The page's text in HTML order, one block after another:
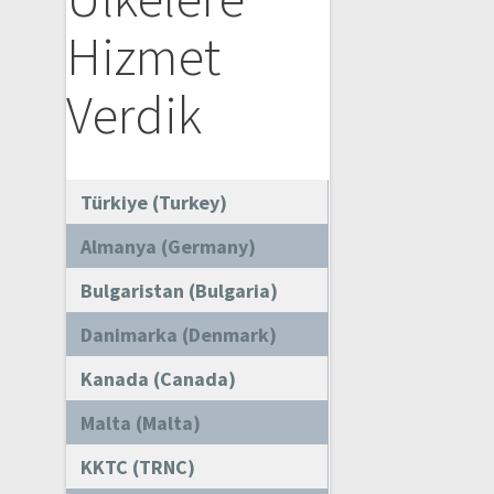
Hizmet
Verdik
Türkiye (Turkey)
Almanya (Germany)
Bulgaristan (Bulgaria)
Danimarka (Denmark)
Kanada (Canada)
Malta (Malta)
KKTC (TRNC)